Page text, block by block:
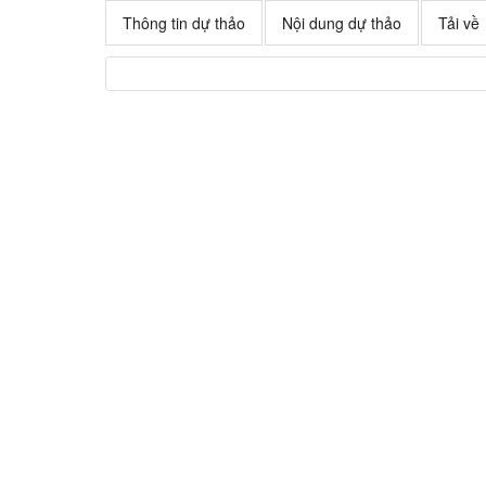
Thông tin dự thảo Nội dung dự thảo Tải về